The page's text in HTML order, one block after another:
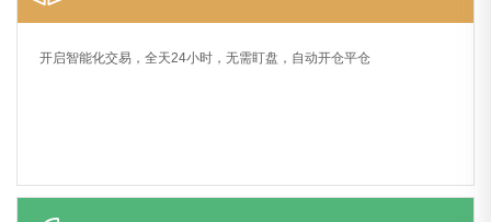
开启智能化交易，全天24小时，无需盯盘，自动开仓平仓